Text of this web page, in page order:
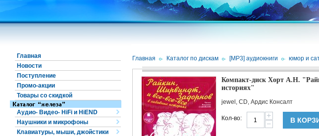
Главная
Новости
Поступление
Промо-акции
Товары со скидкой
Аудио- Видео- HiFi и HiEND
Наушники и микрофоны
Клавиатуры, мыши, джойстики
Главная / Каталог по дискам / [MP3] аудиокниги / юмор и
Компакт-диск Хорт А.Н.
историях"
jewel, CD, Ардис Консалт
Кол-во:
+
−
В